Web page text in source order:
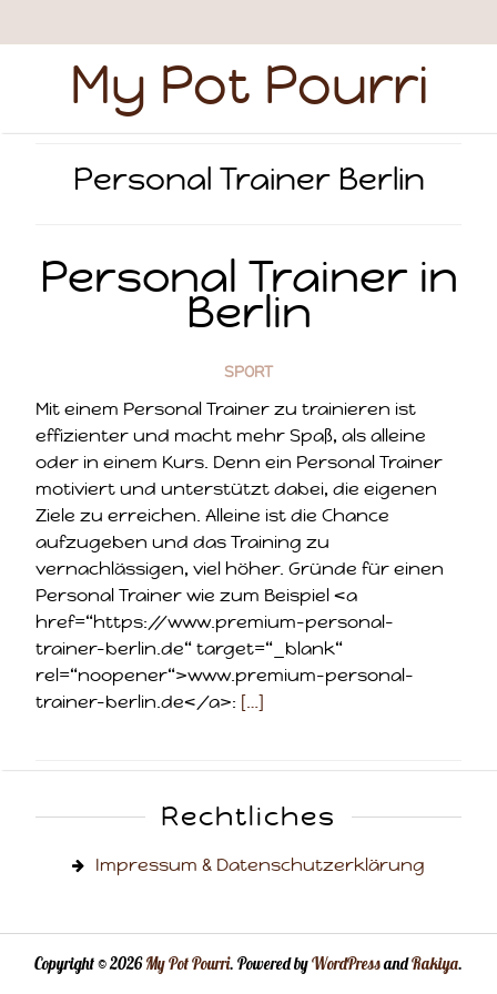
My Pot Pourri
Personal Trainer Berlin
Personal Trainer in
Berlin
SPORT
Mit einem Personal Trainer zu trainieren ist
effizienter und macht mehr Spaß, als alleine
oder in einem Kurs. Denn ein Personal Trainer
motiviert und unterstützt dabei, die eigenen
Ziele zu erreichen. Alleine ist die Chance
aufzugeben und das Training zu
vernachlässigen, viel höher. Gründe für einen
Personal Trainer wie zum Beispiel <a
href=“https://www.premium-personal-
trainer-berlin.de“ target=“_blank“
rel=“noopener“>www.premium-personal-
trainer-berlin.de</a>: […]
Rechtliches
Impressum & Datenschutzerklärung
Copyright © 2026My Pot Pourri. Powered byWordPressandRakiya.